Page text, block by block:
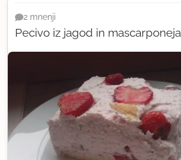
Pecivo iz jagod in mascarponeja
2 mnenji